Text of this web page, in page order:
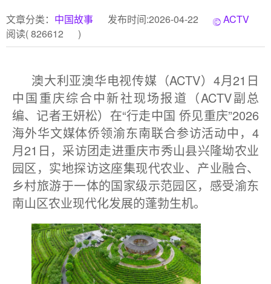
文章分类： 中国故事 发布时间:2026-04-22
ACTV
阅读(826612 )
澳大利亚澳华电视传媒（ACTV）4月21日
中国重庆综合中新社现场报道（ACTV副总
编、记者王妍松）在“行走中国 侨见重庆”2026
海外华文媒体侨领渝东南联合参访活动中，4
月21日，采访团走进重庆市秀山县兴隆坳农业
园区，实地探访这座集现代农业、产业融合、
乡村旅游于一体的国家级示范园区，感受渝东
南山区农业现代化发展的蓬勃生机。